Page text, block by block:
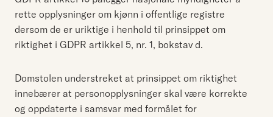
rette opplysninger om kjønn i offentlige registre
dersom de er uriktige i henhold til prinsippet om
riktighet i GDPR artikkel 5, nr. 1, bokstav d.
Domstolen understreket at prinsippet om riktighet
innebærer at personopplysninger skal være korrekte
og oppdaterte i samsvar med formålet for